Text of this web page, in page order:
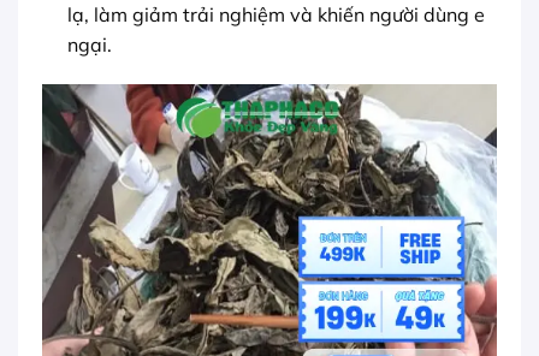
lạ, làm giảm trải nghiệm và khiến người dùng e
ngại.